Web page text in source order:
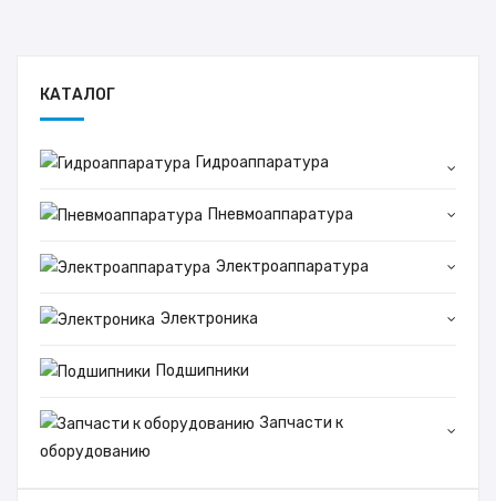
КАТАЛОГ
Гидроаппаратура
Пневмоаппаратура
Электроаппаратура
Электроника
Подшипники
Запчасти к
оборудованию